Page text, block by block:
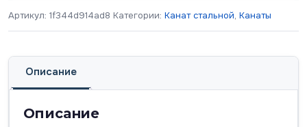
Артикул: 1f344d914ad8 Категории: Канат стальной, Канаты
Описание
Описание